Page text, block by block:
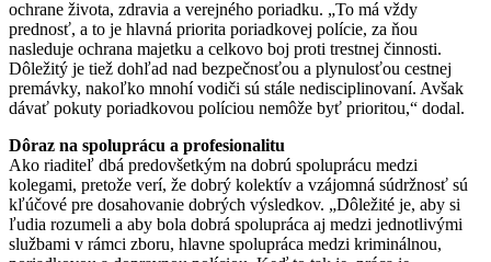
ochrane života, zdravia a verejného poriadku. „To má vždy
prednosť, a to je hlavná priorita poriadkovej polície, za ňou
nasleduje ochrana majetku a celkovo boj proti trestnej činnosti.
Dôležitý je tiež dohľad nad bezpečnosťou a plynulosťou cestnej
premávky, nakoľko mnohí vodiči sú stále nedisciplinovaní. Avšak
dávať pokuty poriadkovou políciou nemôže byť prioritou,“ dodal.
Dôraz na spoluprácu a profesionalitu
Ako riaditeľ dbá predovšetkým na dobrú spoluprácu medzi
kolegami, pretože verí, že dobrý kolektív a vzájomná súdržnosť sú
kľúčové pre dosahovanie dobrých výsledkov. „Dôležité je, aby si
ľudia rozumeli a aby bola dobrá spolupráca aj medzi jednotlivými
službami v rámci zboru, hlavne spolupráca medzi kriminálnou,